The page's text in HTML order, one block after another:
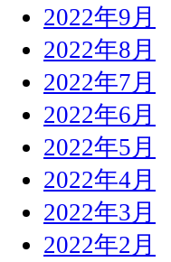
2022年9月
2022年8月
2022年7月
2022年6月
2022年5月
2022年4月
2022年3月
2022年2月